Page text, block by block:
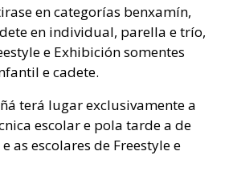
en categorías benxamín,
en individual, parella e trío,
e Exhibición somentes
e cadete.
terá lugar exclusivamente a
escolar e pola tarde a de
as escolares de Freestyle e